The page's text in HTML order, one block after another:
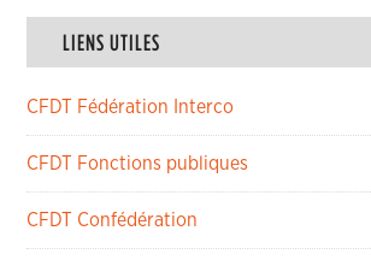
LIENS UTILES
CFDT Fédération Interco
CFDT Fonctions publiques
CFDT Confédération